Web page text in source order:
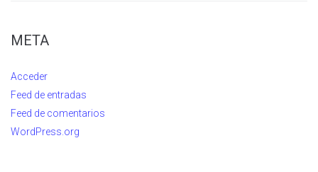
META
Acceder
Feed de entradas
Feed de comentarios
WordPress.org